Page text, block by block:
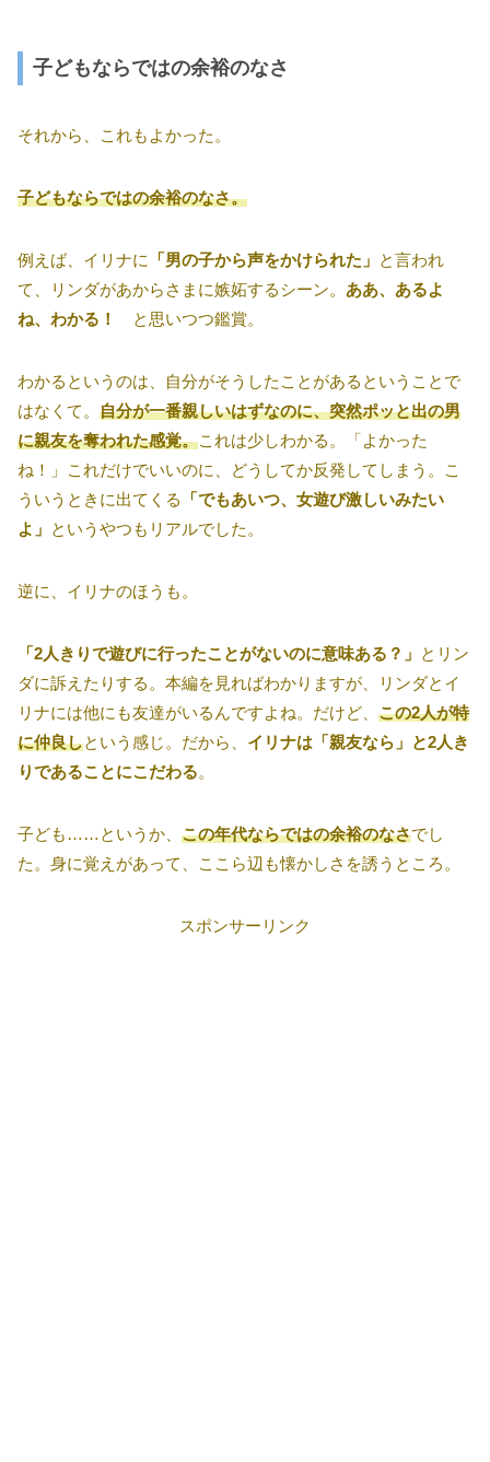
子どもならではの余裕のなさ
それから、これもよかった。
子どもならではの余裕のなさ。
例えば、イリナに 「男の子から声をかけられた」 と言われ
て、リンダがあからさまに嫉妬するシーン。 ああ、あるよ
ね、わかる！
と思いつつ鑑賞。
わかるというのは、自分がそうしたことがあるということで
はなくて。 自分が一番親しいはずなのに、突然ポッと出の男
に親友を奪われた感覚。これは少しわかる。「よかった
ね！」これだけでいいのに、どうしてか反発してしまう。こ
ういうときに出てくる
「でもあいつ、女遊び激しいみたい
よ」 というやつもリアルでした。
逆に、イリナのほうも。
「2人きりで遊びに行ったことがないのに意味ある？」 とリン
ダに訴えたりする。本編を見ればわかりますが、リンダとイ
リナには他にも友達がいるんですよね。だけど、 この2人が特
に仲良しという感じ。だから、 イリナは「親友なら」と2人き
りであることにこだわる。
子ども……というか、 この年代ならではの余裕のなさでし
た。身に覚えがあって、ここら辺も懐かしさを誘うところ。
スポンサーリンク